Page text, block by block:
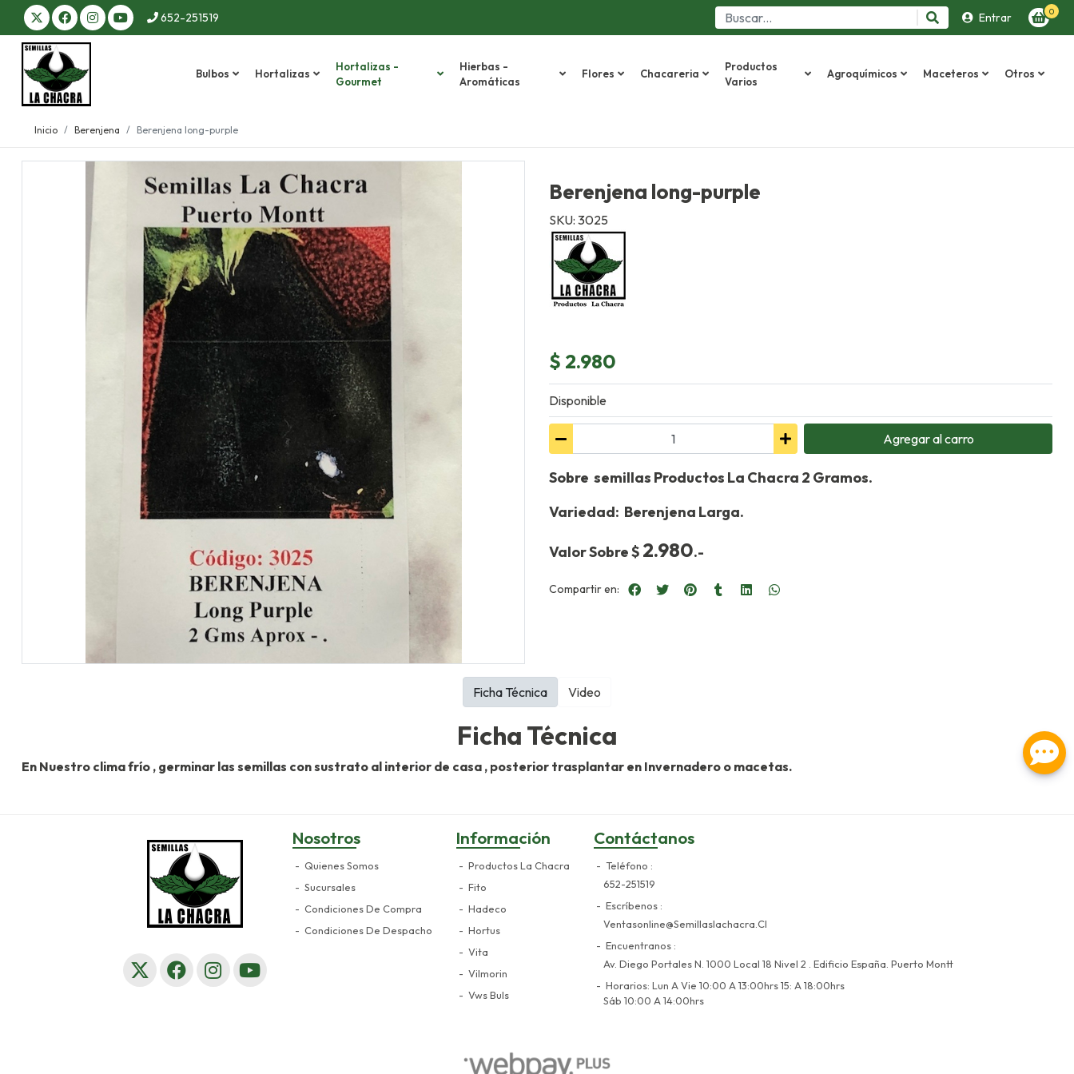
652-251519 Entrar 0
Bulbos Hortalizas
Hortalizas -
Gourmet
Hierbas -
Aromáticas
Flores Chacareria
Productos
Varios
Agroquímicos Maceteros Otros
Inicio Berenjena Berenjena long-purple
Berenjena long-purple
SKU: 3025
$ 2.980
Disponible
Agregaral carro
Sobre semillas Productos La Chacra 2 Gramos.
Variedad: Berenjena Larga.
Valor Sobre $ 2.980.-
Compartir en:
Ficha Técnica
En Nuestro clima frío , germinar las semillas con sustrato al interior de casa , posterior trasplantar en Invernadero o macetas.
Ficha Técnica Video
Nosotros
Quienes Somos
Sucursales
Condiciones De Compra
Condiciones De Despacho
Información
Productos La Chacra
Fito
Hadeco
Hortus
Vita
Vilmorin
Vws Buls
Contáctanos
Teléfono
652-251519
Escríbenos
Ventasonline@semillaslachacra.cl
Encuentranos
Av. Diego Portales N. 1000 Local 18 Nivel 2 . Edificio España. Puerto Montt
Horarios: Lun A Vie 10:00 A 13:00hrs 15: A 18:00hrs
Sáb 10:00 A 14:00hrs